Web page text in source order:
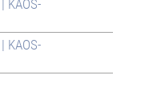
KAOS-
KAOS-